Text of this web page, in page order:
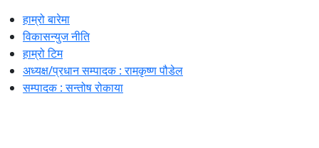
हाम्रो बारेमा
विकासन्युज नीति
हाम्रो टिम
अध्यक्ष/प्रधान सम्पादक : रामकृष्ण पौडेल
सम्पादक : सन्तोष रोकाया